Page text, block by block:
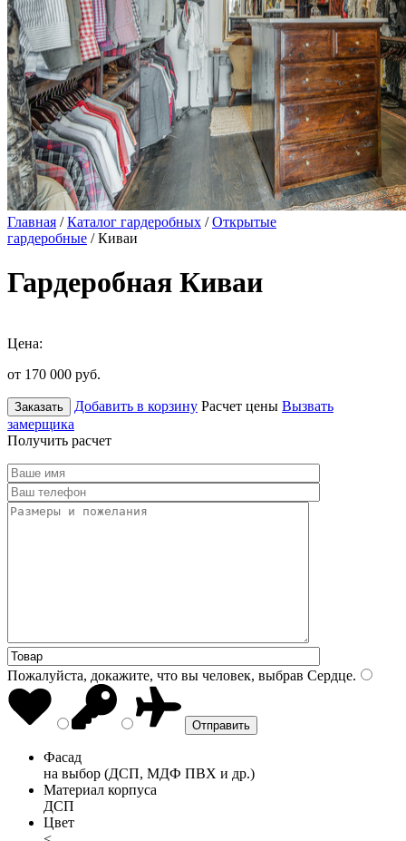
Главная /Каталог гардеробных /Открытые
гардеробные / Киваи
Гардеробная Киваи
Цена:
от 170 000 руб.
Заказать Добавить в корзину Расчет цены Вызвать
замерщика
Получить расчет
Пожалуйста, докажите, что вы человек, выбрав Сердце.
Фасад
на выбор (ДСП, МДФ ПВХ и др.)
Материал корпуса
ДСП
Цвет